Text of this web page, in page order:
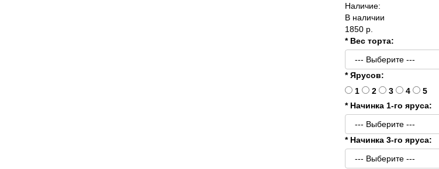
Наличие:
В наличии
1850 р.
* Вес торта:
* Ярусов:
1
2 3 4
5
* Начинка 1-го яруса:
* Начинка 3-го яруса: